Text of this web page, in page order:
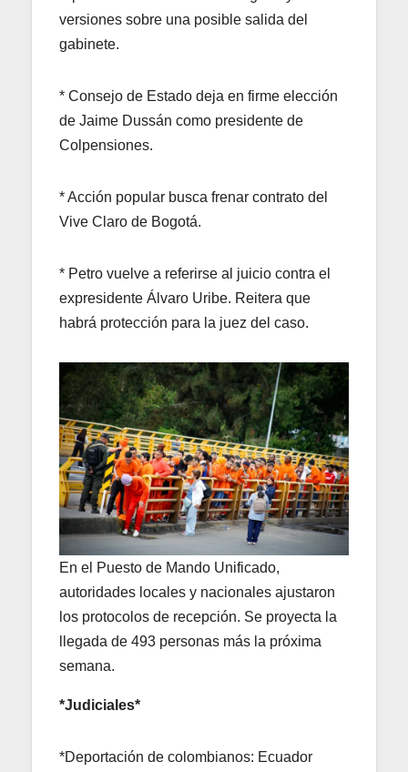
versiones sobre una posible salida del
gabinete.
* Consejo de Estado deja en firme elección
de Jaime Dussán como presidente de
Colpensiones.
* Acción popular busca frenar contrato del
Vive Claro de Bogotá.
* Petro vuelve a referirse al juicio contra el
expresidente Álvaro Uribe. Reitera que
habrá protección para la juez del caso.
En el Puesto de Mando Unificado,
autoridades locales y nacionales ajustaron
los protocolos de recepción. Se proyecta la
llegada de 493 personas más la próxima
semana.
*Judiciales*
*Deportación de colombianos: Ecuador